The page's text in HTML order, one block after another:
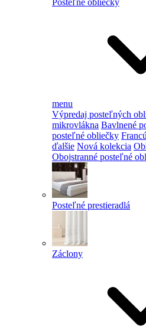
Posteľné obliečky
menu
Výpredaj posteľných
mikrovlákna Bavlnené
posteľné obliečky
ďalšie Nová kolekcia
Obojstranné posteľné
Posteľné prestieradlá
Záclony